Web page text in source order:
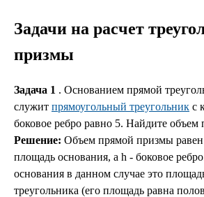
Задачи на расчет
призмы
Задача 1 . Основанием прямой
служит прямоугольный треугольник с
боковое ребро равно 5. Найдите объем
Решение: Объем прямой призмы равен
площадь основания, а h - боковое
основания в данном случае это
треугольника (его площадь равна